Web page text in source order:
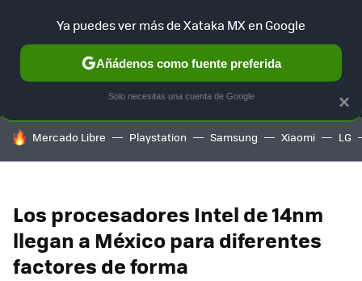
MENÚ NUEVO
GAMING HOME AUTO
HOY SE HABLA DE
Mercado Libre Playstation Samsung Xiaomi LG
Los procesadores Intel de 14nm
llegan a México para diferentes
factores de forma
×
Ya puedes ver más de Xataka MX en Google
Añádenos como fuente preferida
Solo necesitas una cuenta de Google